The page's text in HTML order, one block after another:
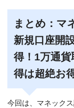
まとめ：マ
新規口座開
得！1万通
得は超絶お
今回は、マネック